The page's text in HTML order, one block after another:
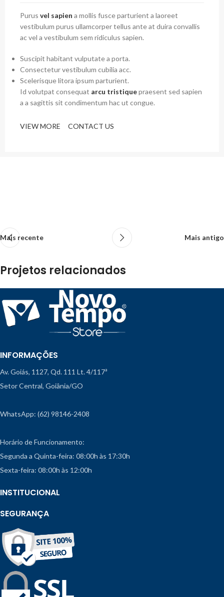
Purus vel sapien a mollis fusce parturient a laoreet
vestibulum purus ullamcorper tellus ante at duira convallis
ac vel a vestibulum sem ridiculus sapien.
Suscipit habitant vulputate a porta.
Consectetur vestibulum cubilia acc.
Scelerisque litora ipsum parturient.
Id volutpat consequat arcu tristiquepraesent sed sapien
a a sagittis sit condimentum hac ut congue.
VIEW MORE CONTACT US
Mais recente Mais antigo
Projetos relacionados
Decor
Rhoncus quisque sollicitudin
INFORMAÇÕES
Av. Goiás, 1127, Qd. 111 Lt. 4/117ª
Setor Central, Goiânia/GO
WhatsApp: (62) 98146-2408
Horário de Funcionamento:
Segunda a Quinta-feira: 08:00h às 17:30h
Sexta-feira: 08:00h às 12:00h
INSTITUCIONAL
SEGURANÇA